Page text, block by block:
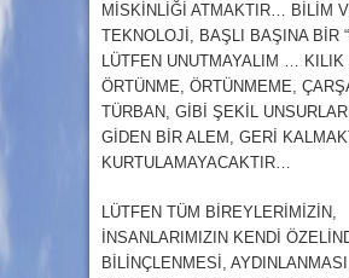
MİSKİNLİĞİ ATMAKTIR… BİLİM
TEKNOLOJİ, BAŞLI BAŞINA BİR
LÜTFEN UNUTMAYALIM … KILIK
ÖRTÜNME, ÖRTÜNMEME,
TÜRBAN, GİBİ ŞEKİL
GİDEN BİR ALEM, GERİ
KURTULAMAYACAKTIR…
LÜTFEN TÜM BİREYLERİMİZİN,
İNSANLARIMIZIN KENDİ
BİLİNÇLENMESİ,